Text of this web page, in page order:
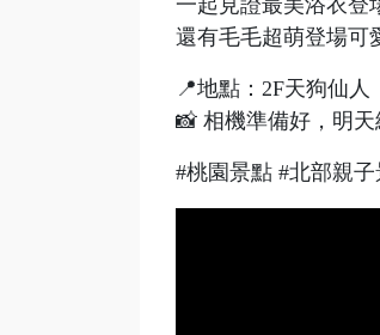
還有毛毛超萌登場可
📍地點：2F天狗仙人
📸 相機準備好，明天
#桃園景點 #北部親